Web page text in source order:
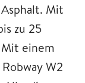
Mit
zu 25
einem
W2